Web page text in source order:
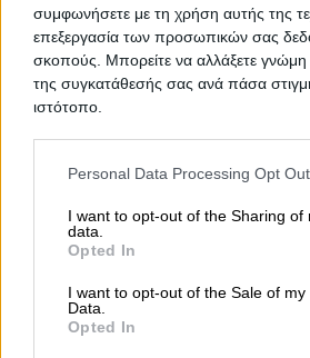
συμφωνήσετε με τη χρήση αυτής της
επεξεργασία των προσωπικών σας
σκοπούς. Μπορείτε να αλλάξετε γνώμη
της συγκατάθεσής σας ανά πάσα
ιστότοπο.
Please note that this website/app
and may gather and store information
to Google and its third-party tags to
purposes in below Google consent
Personal Data Processing Opt
I want to opt-out of the Sharing of
data.
Opted In
I want to opt-out of the Sale of my
Data.
Opted In
ΚΑΦΕ ΤΗΣ ΜΑΜΑΣ (Πρασινάκης Μιχαήλ
Δημοφιλείς Αναζητήσεις
Μετακομίσεις & Μεταφορές